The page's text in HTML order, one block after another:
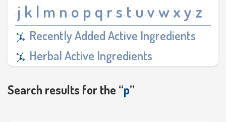
· j· k· l· m· n · o· p· q· r·s· t· u·v·w· x·y· z
Recently Added Active Ingredients
Herbal Active Ingredients
Search results for the “p”